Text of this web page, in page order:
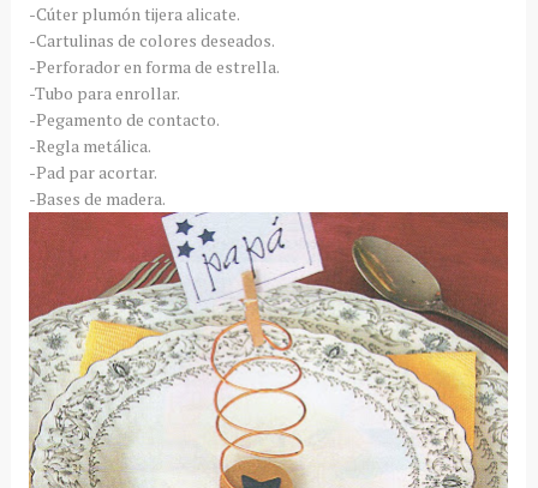
-Cúter plumón tijera alicate.
-Cartulinas de colores deseados.
-Perforador en forma de estrella.
-Tubo para enrollar.
-Pegamento de contacto.
-Regla metálica.
-Pad par acortar.
-Bases de madera.